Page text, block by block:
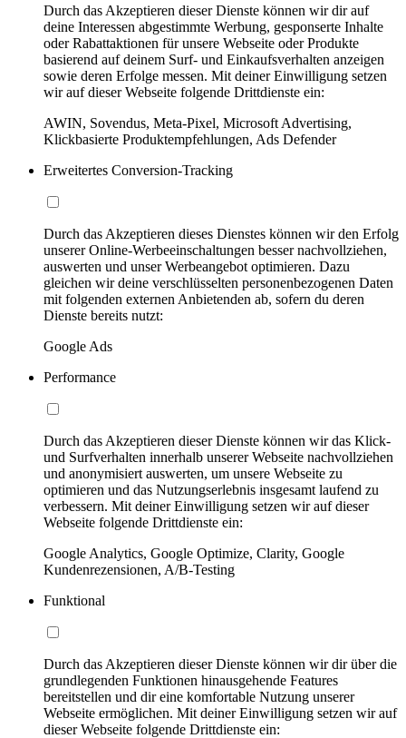
Durch das Akzeptieren dieser Dienste können wir dir auf
deine Interessen abgestimmte Werbung, gesponserte Inhalte
oder Rabattaktionen für unsere Webseite oder Produkte
basierend auf deinem Surf- und Einkaufsverhalten anzeigen
sowie deren Erfolge messen. Mit deiner Einwilligung setzen
wir auf dieser Webseite folgende Drittdienste ein:
AWIN, Sovendus, Meta-Pixel, Microsoft Advertising,
Klickbasierte Produktempfehlungen, Ads Defender
Erweitertes Conversion-Tracking
Durch das Akzeptieren dieses Dienstes können wir den Erfolg
unserer Online-Werbeeinschaltungen besser nachvollziehen,
auswerten und unser Werbeangebot optimieren. Dazu
gleichen wir deine verschlüsselten personenbezogenen Daten
mit folgenden externen Anbietenden ab, sofern du deren
Dienste bereits nutzt:
Google Ads
Performance
Durch das Akzeptieren dieser Dienste können wir das Klick-
und Surfverhalten innerhalb unserer Webseite nachvollziehen
und anonymisiert auswerten, um unsere Webseite zu
optimieren und das Nutzungserlebnis insgesamt laufend zu
verbessern. Mit deiner Einwilligung setzen wir auf dieser
Webseite folgende Drittdienste ein:
Google Analytics, Google Optimize, Clarity, Google
Kundenrezensionen, A/B-Testing
Funktional
Durch das Akzeptieren dieser Dienste können wir dir über die
grundlegenden Funktionen hinausgehende Features
bereitstellen und dir eine komfortable Nutzung unserer
Webseite ermöglichen. Mit deiner Einwilligung setzen wir auf
dieser Webseite folgende Drittdienste ein: